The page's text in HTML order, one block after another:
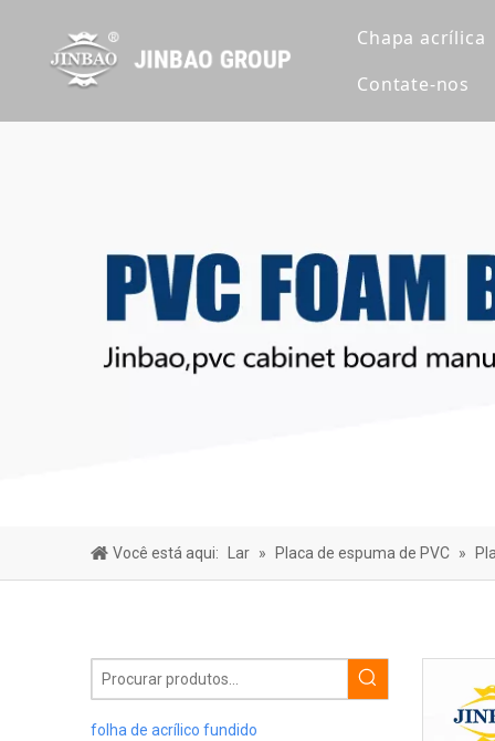
Chapa acrílica
Folha de
Folha de
Contate-nos
Você está aqui: Lar » Placa de espuma de PVC »
folha de acrílico fundido